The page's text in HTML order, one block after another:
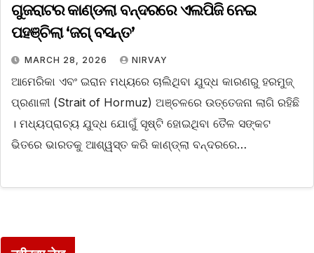
ଗୁଜରାଟର କାଣ୍ଡଲା ବନ୍ଦରରେ ଏଲପିଜି ନେଇ
ପହଞ୍ଚିଲା ‘ଜଗ୍‌ ବସନ୍ତ’
MARCH 28, 2026 NIRVAY
ଆମେରିକା ଏବଂ ଇରାନ ମଧ୍ୟରେ ଚାଲିଥିବା ଯୁଦ୍ଧ କାରଣରୁ ହରମୁଜ୍
ପ୍ରଣାଳୀ (Strait of Hormuz) ଅଞ୍ଚଳରେ ଉତ୍ତେଜନା ଲାଗି ରହିଛି
। ମଧ୍ୟପ୍ରାଚ୍ୟ ଯୁଦ୍ଧ ଯୋଗୁଁ ସୃଷ୍ଟି ହୋଇଥିବା ତୈଳ ସଙ୍କଟ
ଭିତରେ ଭାରତକୁ ଆଶ୍ୱସ୍ତ କରି କାଣ୍ଡ୍ଲା ବନ୍ଦରରେ…